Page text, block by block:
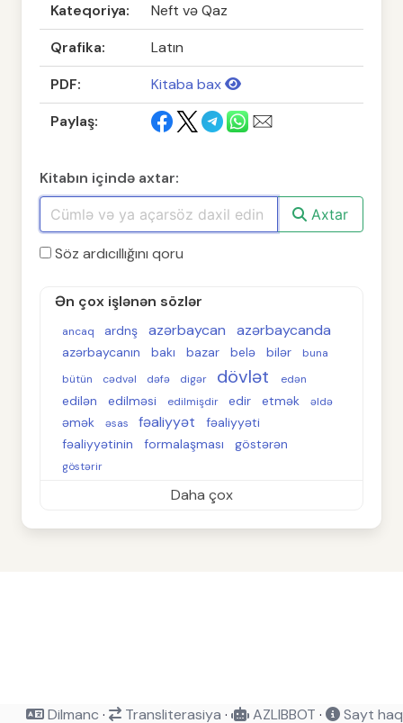
Kateqoriya:
Neft və Qaz
Qrafika:
Latın
PDF:
Kitaba bax
Paylaş:
Kitabın içində axtar:
Axtar
Söz ardıcıllığını qoru
Ən çox işlənən sözlər
ancaq ardnş azərbaycan azərbaycanda
azərbaycanın bakı bazar belə bilər
buna
bütün
cədvəl dəfə digər dövlət edən
edilən edilməsi edilmişdir edir etmək əldə
əmək əsas fəaliyyət
fəaliyyəti
fəaliyyətinin
formalaşması göstərən
göstərir
Daha çox
Dilmanc · Transliterasiya · AZLIBBOT · Sayt